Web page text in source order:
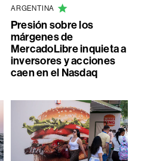
ARGENTINA
Presión sobre los
márgenes de
MercadoLibre inquieta a
inversores y acciones
caen en el Nasdaq